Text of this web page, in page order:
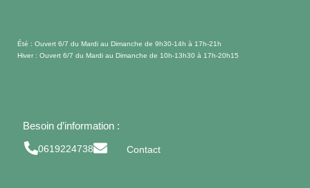
contenuÉté : Ouvert 6/7 du Mardi au Dimanche de 9h30-14h à 17h-21h
Hiver : Ouvert 6/7 du Mardi au Dimanche de 10h-13h30 à 17h-20h15
Besoin d’information :
0619224738 Contact